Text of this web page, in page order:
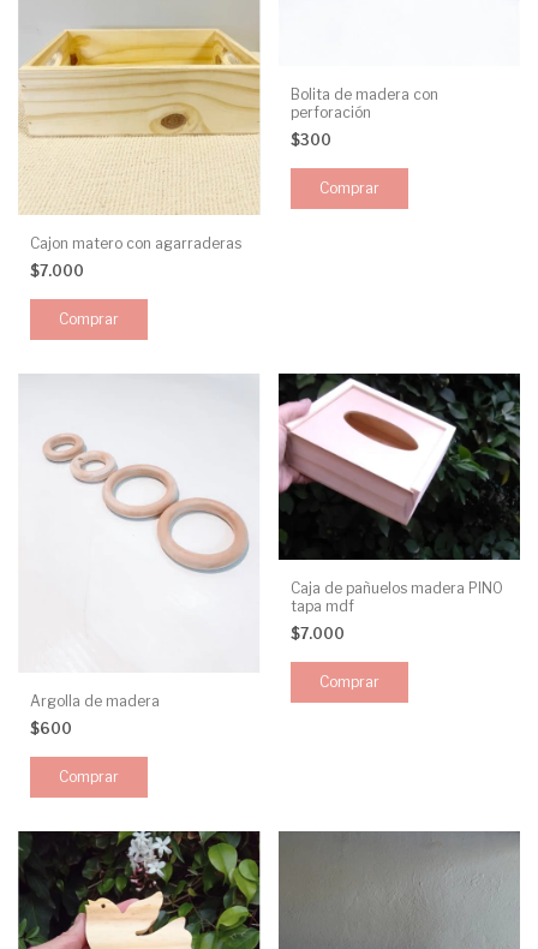
Cajon matero con agarraderas
$7.000
Bolita de madera con
perforación
$300
Comprar
Argolla de madera
$600
Caja de pañuelos madera PINO
tapa mdf
$7.000